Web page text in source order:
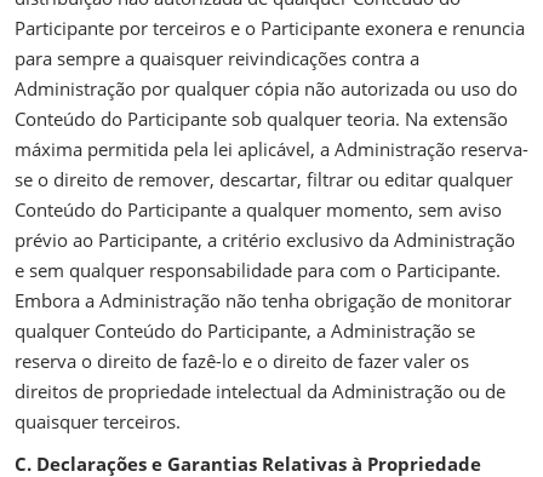
Participante por terceiros e o Participante exonera e renuncia
para sempre a quaisquer reivindicações contra a
Administração por qualquer cópia não autorizada ou uso do
Conteúdo do Participante sob qualquer teoria. Na extensão
máxima permitida pela lei aplicável, a Administração reserva-
se o direito de remover, descartar, filtrar ou editar qualquer
Conteúdo do Participante a qualquer momento, sem aviso
prévio ao Participante, a critério exclusivo da Administração
e sem qualquer responsabilidade para com o Participante.
Embora a Administração não tenha obrigação de monitorar
qualquer Conteúdo do Participante, a Administração se
reserva o direito de fazê-lo e o direito de fazer valer os
direitos de propriedade intelectual da Administração ou de
quaisquer terceiros.
C. Declarações e Garantias Relativas à Propriedade